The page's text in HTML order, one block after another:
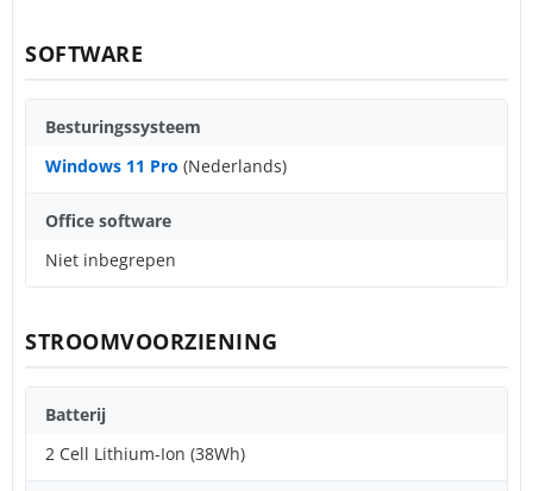
SOFTWARE
Besturingssysteem
Windows 11 Pro (Nederlands)
Office software
Niet inbegrepen
STROOMVOORZIENING
Batterij
2 Cell Lithium-Ion (38Wh)